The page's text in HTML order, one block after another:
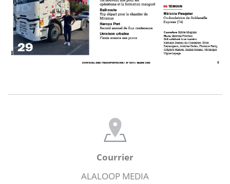
Courrier
ALALOOP MEDIA